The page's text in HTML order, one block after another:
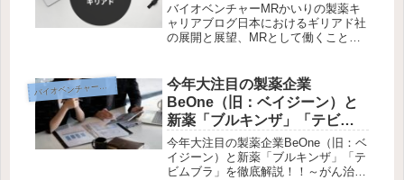
バイオベンチャーMRかいりの製薬キ
ャリアブログ日本におけるギリアド社
の展開と展望、MRとして働くことの
ん治療薬の分野で世界をリードするギ
リアド社の日本市場への取り組みと、
M...
バイオベンチャー企業研究
今年大注目の製薬企業
BeOne（旧：ベイジーン）と
新薬「ブルキンザ」「テビム
ブラ」を徹底解説！！
今年大注目の製薬企業BeOne（旧：ベ
イジーン）と新薬「ブルキンザ」「テ
ビムブラ」を徹底解説！！～がん治療